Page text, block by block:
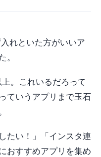
れといた方がいいア
。
。これいるだろって
ていうアプリまで玉石
たい！」「インスタ連
おすすめアプリを集め